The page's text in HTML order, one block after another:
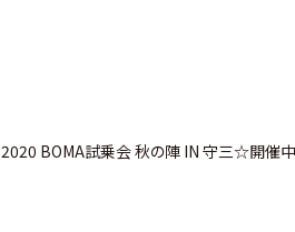
2020 BOMA試乗会 秋の陣 IN 守三☆開催中